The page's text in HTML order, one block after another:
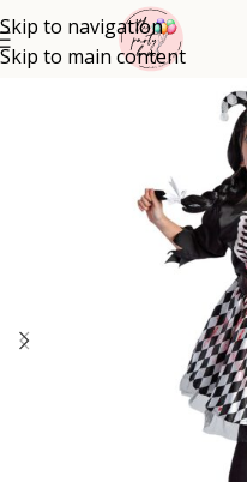
Skip to navigation
Skip to main content